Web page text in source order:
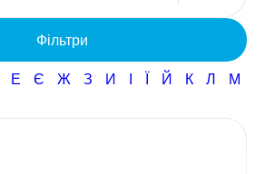
Фільтри
Е Є Ж З И І Ї Й К Л М